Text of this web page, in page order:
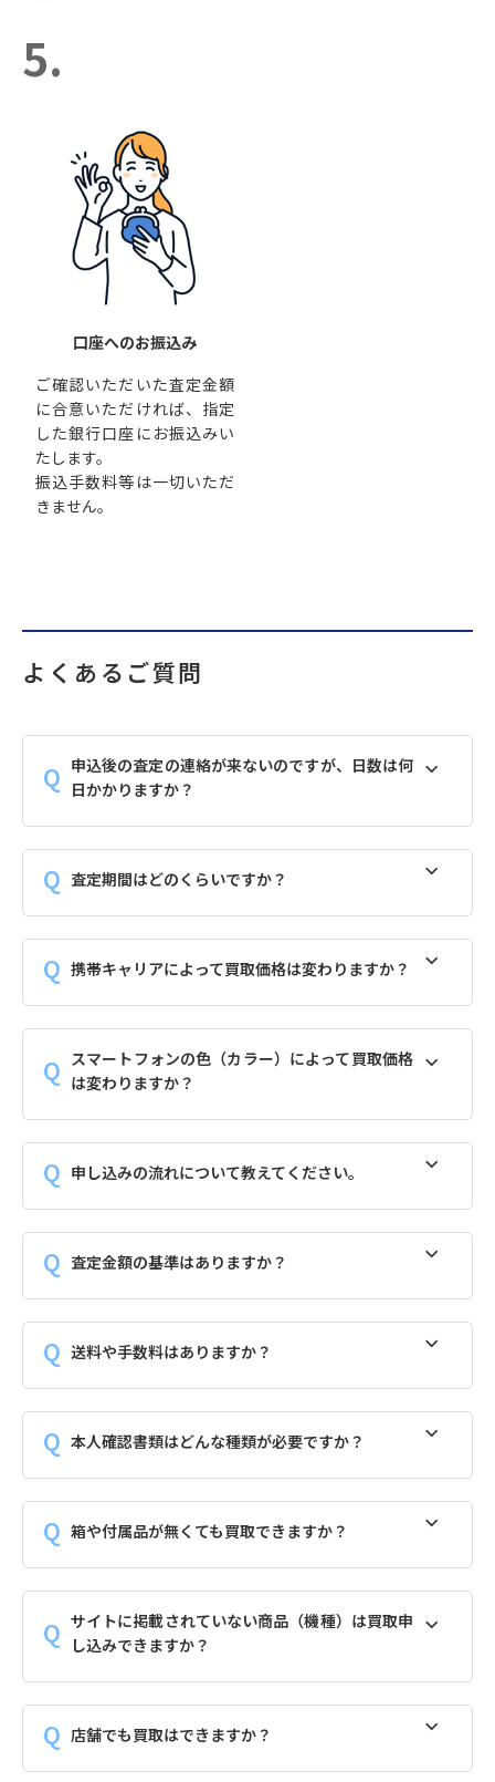
5.
口座へのお振込み
ご確認いただいた査定金額
に合意いただければ、指定
した銀行口座にお振込みい
たします。
振込手数料等は一切いただ
きません。
よくあるご質問
申込後の査定の連絡が来ないのですが、日数は何
日かかりますか？
査定期間はどのくらいですか？
携帯キャリアによって買取価格は変わりますか？
スマートフォンの色（カラー）によって買取価格
は変わりますか？
申し込みの流れについて教えてください。
査定金額の基準はありますか？
送料や手数料はありますか？
本人確認書類はどんな種類が必要ですか？
箱や付属品が無くても買取できますか？
サイトに掲載されていない商品（機種）は買取申
し込みできますか？
店舗でも買取はできますか？